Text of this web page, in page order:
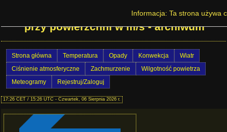
Prognoza pogody w Polsce - Porywy wiatru
przy powierzchni w m/s - archiwum
Strona główna Temperatura Opady Konwekcja
Wiatr
Ciśnienie atmosferyczne
Zachmurzenie
Wilgotność powietrza
Meteogramy
Rejestruj/Zaloguj
17:26 CET / 15:26 UTC - Czwartek, 06 Sierpnia 2026 r.
Informacja: Ta strona używa